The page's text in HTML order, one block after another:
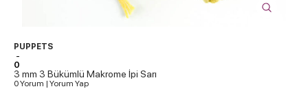
PUPPETS
-
0
3 mm 3 Bükümlü Makrome İpi Sarı
0 Yorum | Yorum Yap